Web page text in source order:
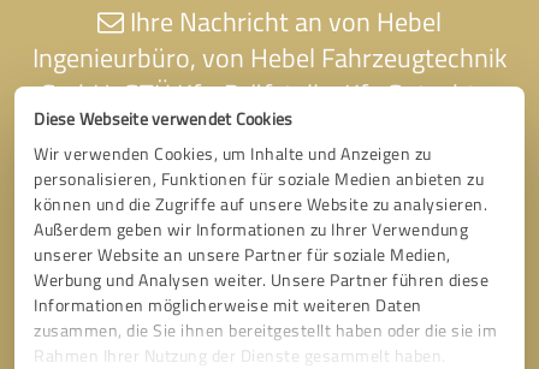
Diese Webseite verwendet Cookies
Wir verwenden Cookies, um Inhalte und Anzeigen zu
personalisieren, Funktionen für soziale Medien anbieten zu
können und die Zugriffe auf unsere Website zu analysieren.
Außerdem geben wir Informationen zu Ihrer Verwendung
unserer Website an unsere Partner für soziale Medien,
Werbung und Analysen weiter. Unsere Partner führen diese
Informationen möglicherweise mit weiteren Daten
zusammen, die Sie ihnen bereitgestellt haben oder die sie im
Rahmen Ihrer Nutzung der Dienste gesammelt haben.
Ihre Nachricht an von Hebel
Ingenieurbüro, von Hebel Fahrzeugtechnik
GmbH, GTÜ Kfz-Prüfstelle, Kfz Gutachter
Lüneburg, Schadengutachten